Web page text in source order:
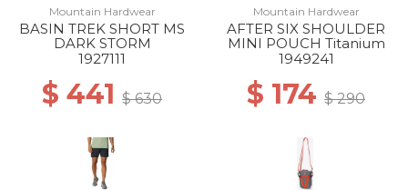
Mountain Hardwear
BASIN TREK SHORT MS
DARK STORM
1927111
$ 441 $ 630
Mountain Hardwear
AFTER SIX SHOULDER
MINI POUCH Titanium
1949241
$ 174 $ 290